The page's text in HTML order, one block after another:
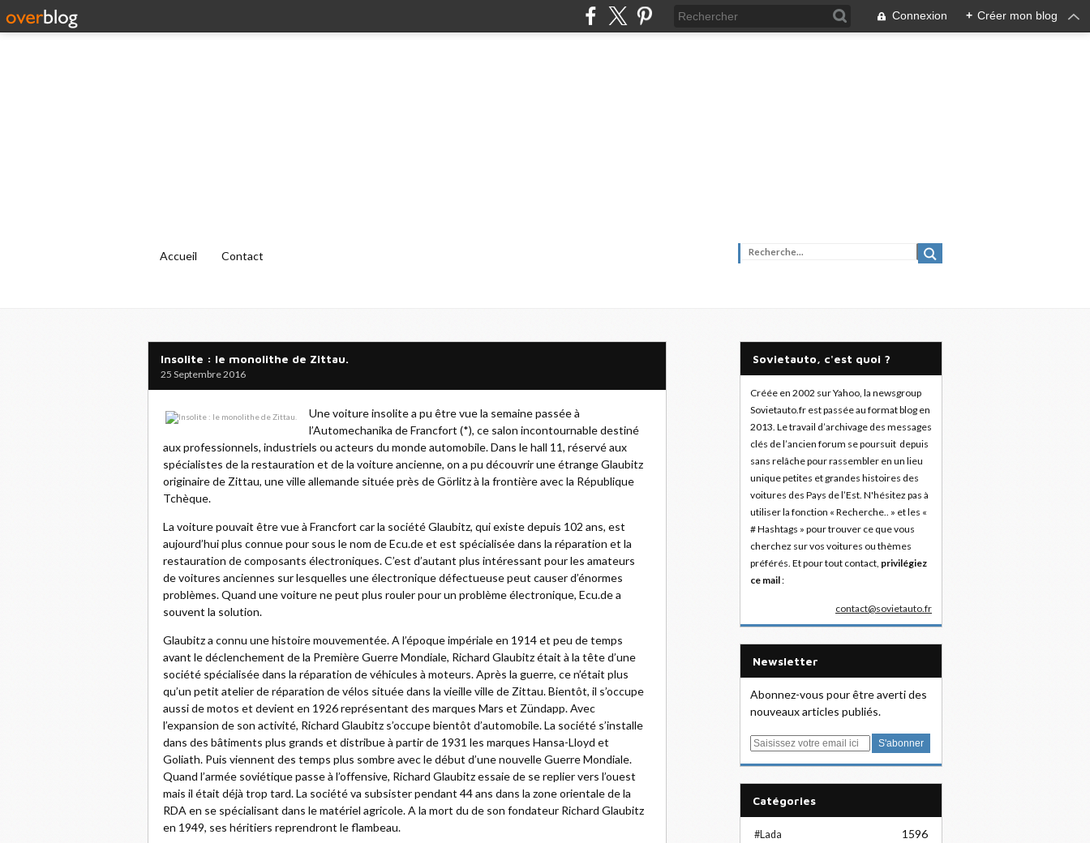
Connexion + Créer mon blog
Accueil Contact
Insolite : le monolithe de Zittau.
25 Septembre 2016
Une voiture insolite a pu être vue la semaine passée à
l’Automechanika de Francfort (*), ce salon incontournable destiné
aux professionnels, industriels ou acteurs du monde automobile. Dans le hall 11, réservé aux
spécialistes de la restauration et de la voiture ancienne, on a pu découvrir une étrange Glaubitz
originaire de Zittau, une ville allemande située près de Görlitz à la frontière avec la République
Tchèque.
La voiture pouvait être vue à Francfort car la société Glaubitz, qui existe depuis 102 ans, est
aujourd’hui plus connue pour sous le nom de Ecu.de et est spécialisée dans la réparation et la
restauration de composants électroniques. C’est d’autant plus intéressant pour les amateurs
de voitures anciennes sur lesquelles une électronique défectueuse peut causer d’énormes
problèmes. Quand une voiture ne peut plus rouler pour un problème électronique, Ecu.de a
souvent la solution.
Glaubitz a connu une histoire mouvementée. A l’époque impériale en 1914 et peu de temps
avant le déclenchement de la Première Guerre Mondiale, Richard Glaubitz était à la tête d’une
société spécialisée dans la réparation de véhicules à moteurs. Après la guerre, ce n’était plus
qu’un petit atelier de réparation de vélos située dans la vieille ville de Zittau. Bientôt, il s’occupe
aussi de motos et devient en 1926 représentant des marques Mars et Zündapp. Avec
l’expansion de son activité, Richard Glaubitz s’occupe bientôt d’automobile. La société s’installe
dans des bâtiments plus grands et distribue à partir de 1931 les marques Hansa-Lloyd et
Goliath. Puis viennent des temps plus sombre avec le début d’une nouvelle Guerre Mondiale.
Quand l’armée soviétique passe à l’offensive, Richard Glaubitz essaie de se replier vers l’ouest
mais il était déjà trop tard. La société va subsister pendant 44 ans dans la zone orientale de la
RDA en se spécialisant dans le matériel agricole. A la mort du de son fondateur Richard Glaubitz
en 1949, ses héritiers reprendront le flambeau.
Sovietauto, c'est quoi ?
Créée en 2002 sur Yahoo, la newsgroup
Sovietauto.fr est passée au format blog en
2013. Le travail d’archivage des messages
clés de l’ancien forum se poursuit depuis
sans relâche pour rassembler en un lieu
unique petites et grandes histoires des
voitures des Pays de l’Est. N'hésitez pas à
utiliser la fonction « Recherche.. » et les «
# Hashtags » pour trouver ce que vous
cherchez sur vos voitures ou thèmes
préférés. Et pour tout contact, privilégiez
ce mail:
contact@sovietauto.fr
Newsletter
Abonnez-vous pour être averti des
nouveaux articles publiés.
E
Catégories
#Lada 1596